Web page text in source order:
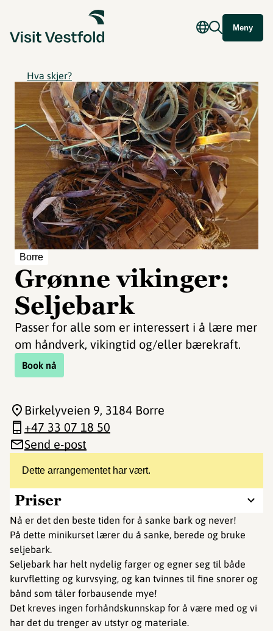
Meny
Hva skjer?
Borre
Grønne vikinger:
Seljebark
Passer for alle som er interessert i å lære mer
om håndverk, vikingtid og/eller bærekraft.
Book nå
Dette arrangementet har vært.
Priser
Nå er det den beste tiden for å sanke bark og never!
På dette minikurset lærer du å sanke, berede og bruke
seljebark.
Seljebark har helt nydelig farger og egner seg til både
kurvfletting og kurvsying, og kan tvinnes til fine snorer og
bånd som tåler forbausende mye!
Det kreves ingen forhåndskunnskap for å være med og vi
har det du trenger av utstyr og materiale.
Birkelyveien 9, 3184 Borre
+47 33 07 18 50
Send e-post